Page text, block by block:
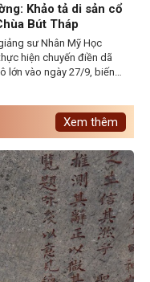
Khảo tả di sản cổ
Bút Tháp
sư Nhân Mỹ Học
hiện chuyến điền dã
lớn vào ngày 27/9, biến
Bút Tháp, các thế hệ
miệt mài với kỹ thuật lấy
liệu sống, góp phần trực
tồn di sản văn hóa dân
Xem thêm